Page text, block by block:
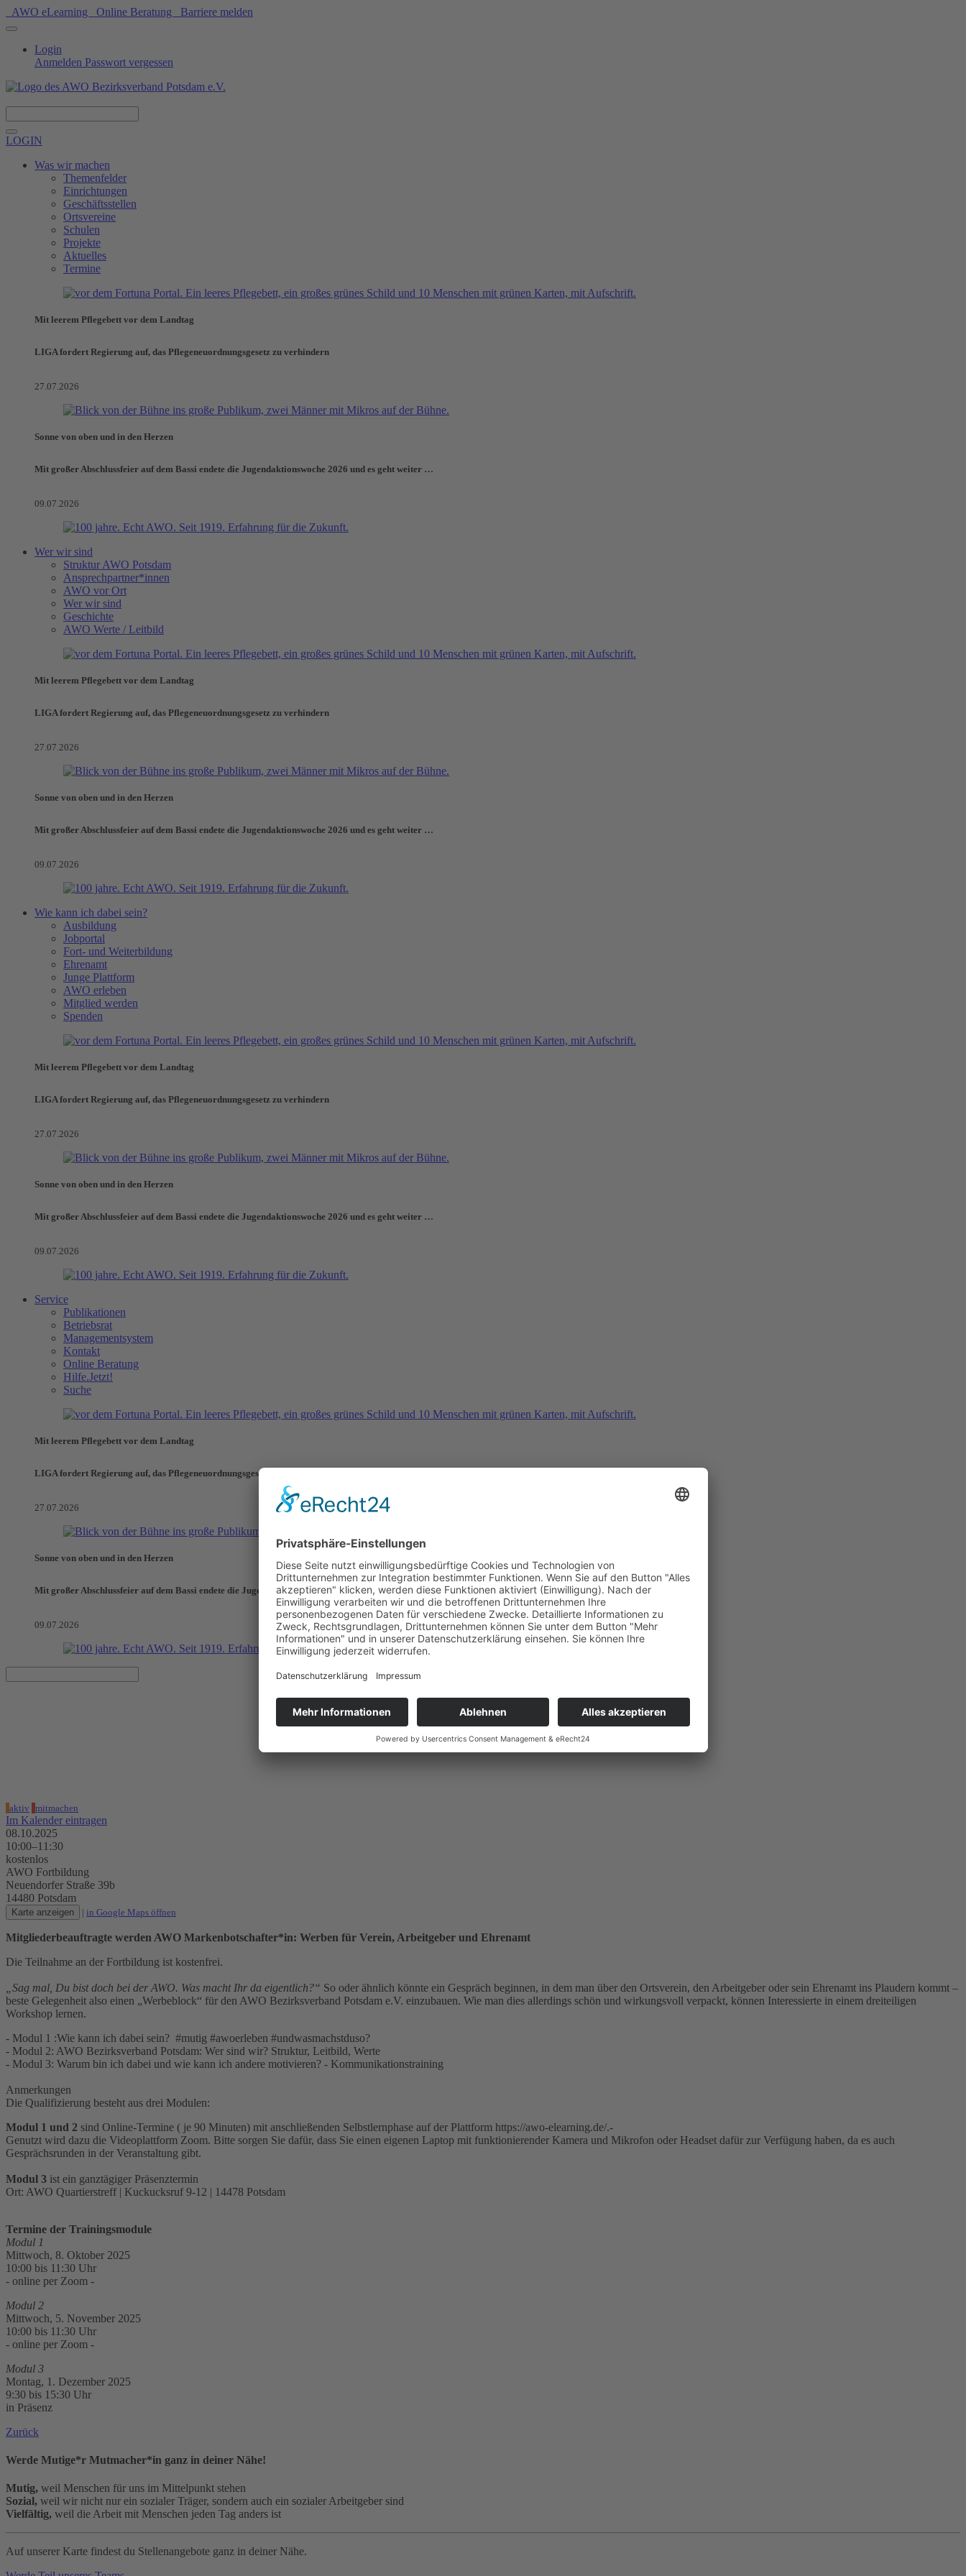
AWO eLearning Online Beratung Barriere melden
Login
Anmelden Passwort vergessen
LOGIN
Was wir machen
Themenfelder
Einrichtungen
Geschäftsstellen
Ortsvereine
Schulen
Projekte
Aktuelles
Termine
Mit leerem Pflegebett vor dem Landtag
LIGA fordert Regierung auf, das Pflegeneuordnungsgesetz zu verhindern
27.07.2026
Sonne von oben und in den Herzen
Mit großer Abschlussfeier auf dem Bassi endete die Jugendaktionswoche 2026 und es geht weiter …
09.07.2026
Wer wir sind
Struktur AWO Potsdam
Ansprechpartner*innen
AWO vor Ort
Wer wir sind
Geschichte
AWO Werte / Leitbild
Mit leerem Pflegebett vor dem Landtag
LIGA fordert Regierung auf, das Pflegeneuordnungsgesetz zu verhindern
27.07.2026
Sonne von oben und in den Herzen
Mit großer Abschlussfeier auf dem Bassi endete die Jugendaktionswoche 2026 und es geht weiter …
09.07.2026
Wie kann ich dabei sein?
Ausbildung
Jobportal
Fort- und Weiterbildung
Ehrenamt
Junge Plattform
AWO erleben
Mitglied werden
Spenden
Mit leerem Pflegebett vor dem Landtag
LIGA fordert Regierung auf, das Pflegeneuordnungsgesetz zu verhindern
27.07.2026
Sonne von oben und in den Herzen
Mit großer Abschlussfeier auf dem Bassi endete die Jugendaktionswoche 2026 und es geht weiter …
09.07.2026
Service
Publikationen
Betriebsrat
Managementsystem
Kontakt
Online Beratung
Hilfe.Jetzt!
Suche
Mit leerem Pflegebett vor dem Landtag
LIGA fordert Regierung auf, das Pflegeneuordnungsgesetz zu verhindern
27.07.2026
Sonne von oben und in den Herzen
Mit großer Abschlussfeier auf dem Bassi endete die Jugendaktionswoche 2026 und es geht weiter …
09.07.2026
Qualifizierung "Markenbotschafter*innen des AWO Bezirksverband Potsdam - Modul 1"
aktiv mitmachen
Im Kalender eintragen
08.10.2025
10:00–11:30
kostenlos
AWO Fortbildung
Neuendorfer Straße 39b
14480 Potsdam
Karte anzeigen | in Google Maps öffnen
Mitgliederbeauftragte werden AWO Markenbotschafter*in: Werben für Verein, Arbeitgeber und Ehrenamt
Die Teilnahme an der Fortbildung ist kostenfrei.
„Sag mal, Du bist doch bei der AWO. Was macht Ihr da eigentlich?“ So oder ähnlich könnte ein Gespräch beginnen, in dem man über den Ortsverein, den Arbeitgeber oder sein Ehrenamt ins Plaudern kommt –
beste Gelegenheit also einen „Werbeblock“ für den AWO Bezirksverband Potsdam e.V. einzubauen. Wie man dies allerdings schön und wirkungsvoll verpackt, können Interessierte in einem dreiteiligen
Workshop lernen.
- Modul 1 :Wie kann ich dabei sein? #mutig #awoerleben #undwasmachstduso?
- Modul 2: AWO Bezirksverband Potsdam: Wer sind wir? Struktur, Leitbild, Werte
- Modul 3: Warum bin ich dabei und wie kann ich andere motivieren? - Kommunikationstraining
Anmerkungen
Die Qualifizierung besteht aus drei Modulen:
Modul 1 und 2 sind Online-Termine ( je 90 Minuten) mit anschließenden Selbstlernphase auf der Plattform https://awo-elearning.de/.-
Genutzt wird dazu die Videoplattform Zoom. Bitte sorgen Sie dafür, dass Sie einen eigenen Laptop mit funktionierender Kamera und Mikrofon oder Headset dafür zur Verfügung haben, da es auch
Gesprächsrunden in der Veranstaltung gibt.
Modul 3 ist ein ganztägiger Präsenztermin
Ort: AWO Quartierstreff | Kuckucksruf 9-12 | 14478 Potsdam
Termine der Trainingsmodule
Modul 1
Mittwoch, 8. Oktober 2025
10:00 bis 11:30 Uhr
- online per Zoom -
Modul 2
Mittwoch, 5. November 2025
10:00 bis 11:30 Uhr
- online per Zoom -
Modul 3
Montag, 1. Dezember 2025
9:30 bis 15:30 Uhr
in Präsenz
Zurück
Werde Mutige*r Mutmacher*in ganz in deiner Nähe!
Mutig, weil Menschen für uns im Mittelpunkt stehen
Sozial, weil wir nicht nur ein sozialer Träger, sondern auch ein sozialer Arbeitgeber sind
Vielfältig, weil die Arbeit mit Menschen jeden Tag anders ist
Auf unserer Karte findest du Stellenangebote ganz in deiner Nähe.